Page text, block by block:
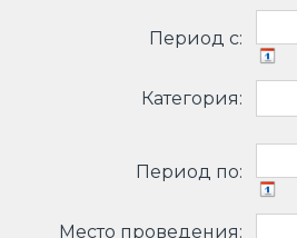
Период c:
Категория:
Период по:
Место проведения: